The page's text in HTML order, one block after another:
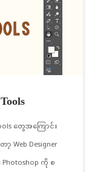
တွေအကြောင်း
Web Designer
ကို စ